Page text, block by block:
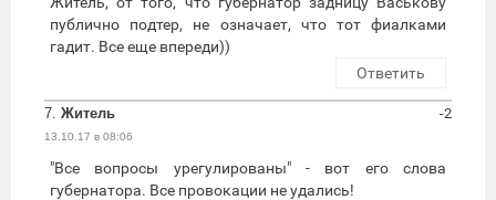
публично подтер, не означает, что тот фиалками
гадит. Все еще впереди))
Ответить
7. Житель
13.10.17 в 08:06
-2
"Все вопросы урегулированы" - вот его слова
губернатора. Все провокации не удались!